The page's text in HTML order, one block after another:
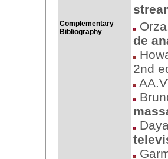
Complementary
Bibliography
de
2nd